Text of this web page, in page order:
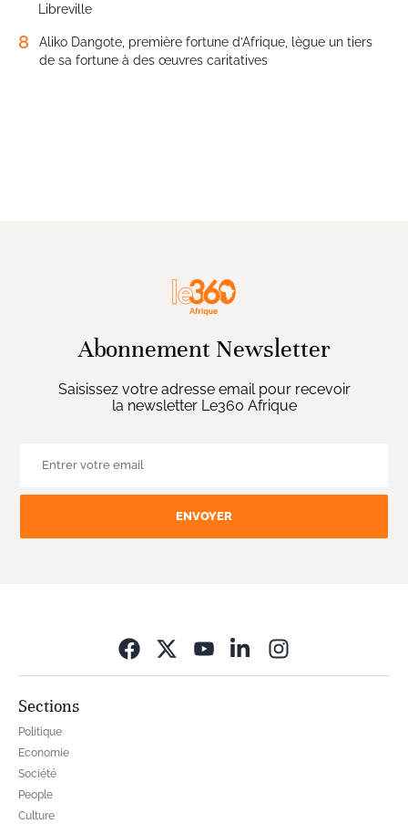
Libreville
8
Aliko Dangote, première fortune d’Afrique, lègue un tiers
de sa fortune à des œuvres caritatives
Abonnement Newsletter
Saisissez votre adresse email pour recevoir
la newsletter Le360 Afrique
ENVOYER
Sections
Politique
Economie
Société
People
Culture